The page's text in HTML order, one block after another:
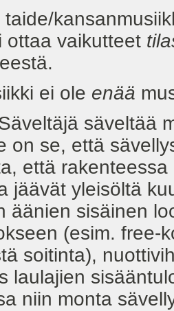
taide/
ottaa vaikutteet
ei ole enää
säveltää
on se, että
että
jäävät yleisöltä
äänien sisäinen
(esim. free-
soitinta),
laulajien
niin monta